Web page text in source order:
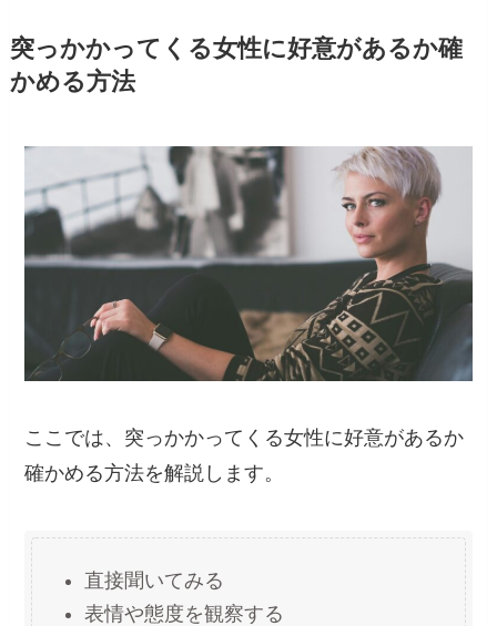
突っかかってくる女性に好意があるか確
かめる方法
ここでは、突っかかってくる女性に好意があるか
確かめる方法を解説します。
直接聞いてみる
表情や態度を観察する